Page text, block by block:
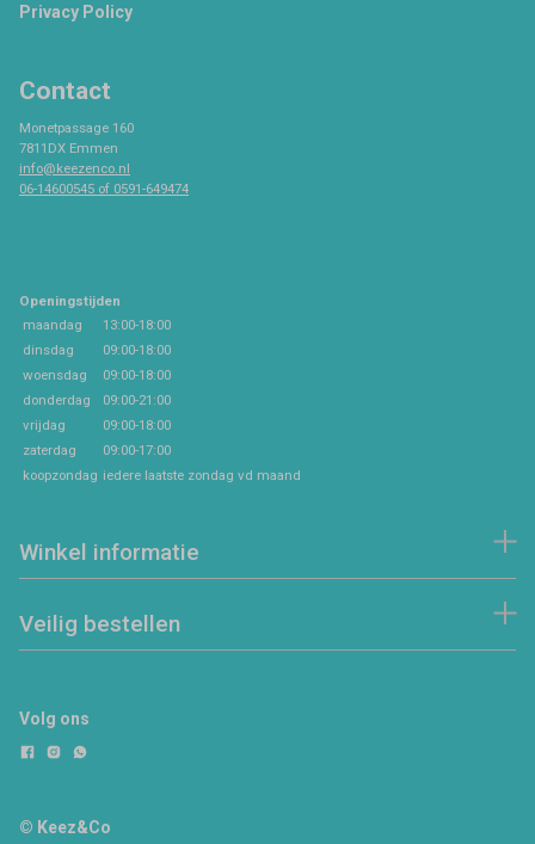
Privacy Policy
Contact
Monetpassage 160
7811DX Emmen
info@keezenco.nl
06-14600545 of 0591-649474
Openingstijden
maandag
13:00-18:00
dinsdag
09:00-18:00
woensdag
09:00-18:00
donderdag
09:00-21:00
vrijdag
09:00-18:00
zaterdag
09:00-17:00
koopzondag iedere laatste zondag vd maand
Winkel informatie
Veilig bestellen
Volg ons
© Keez&Co